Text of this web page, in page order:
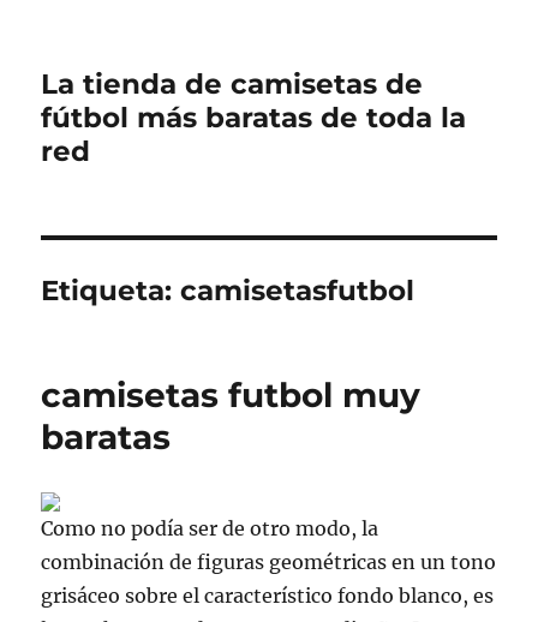
La tienda de camisetas de
fútbol más baratas de toda la
red
Etiqueta:camisetasfutbol
camisetas futbol muy
baratas
Como no podía ser de otro modo, la
combinación de figuras geométricas en un tono
grisáceo sobre el característico fondo blanco, es